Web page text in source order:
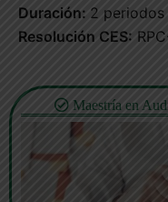
Duración: 2 periodos
Resolución CES:
Maestría en